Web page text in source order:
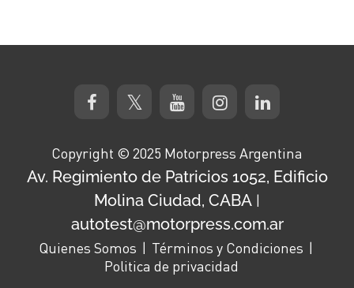
Copyright © 2025 Motorpress Argentina
Av. Regimiento de Patricios 1052, Edificio
Molina Ciudad, CABA |
autotest@motorpress.com.ar
Quienes Somos
Términos y Condiciones
Politica de privacidad